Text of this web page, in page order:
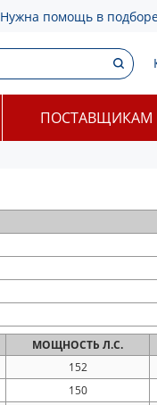
Нужна помощь в
ПОСТАВЩИКАМ
МОЩНОСТЬ Л.С.
152
150